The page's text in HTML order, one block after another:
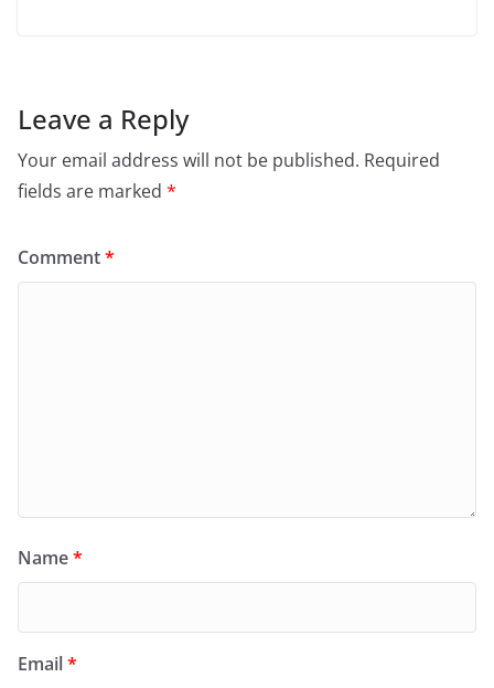
Leave a Reply
Your email address will not be published. Required
fields are marked *
Comment*
Name*
Email*